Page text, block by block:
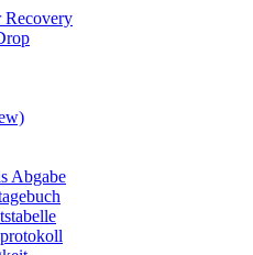
Recovery
Abgabe